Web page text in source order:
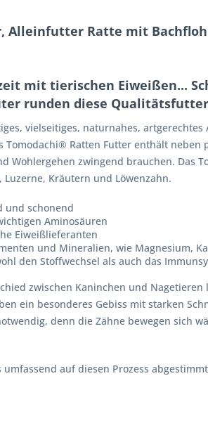
Ratte mit
mit tierischen Eiweißen...
runden diese
vielseitiges, naturnahes,
Ratten Futter enthält
Wohlergehen zwingend brauchen. Das
Kräutern und Löwenzahn.
und schonend
Aminosäuren
Eiweißlieferanten
und Mineralien, wie Magnesium,
den Stoffwechsel als auch das
zwischen Kaninchen und
ein besonderes Gebiss mit starken
denn die Zähne bewegen sich
auf diesen Prozess